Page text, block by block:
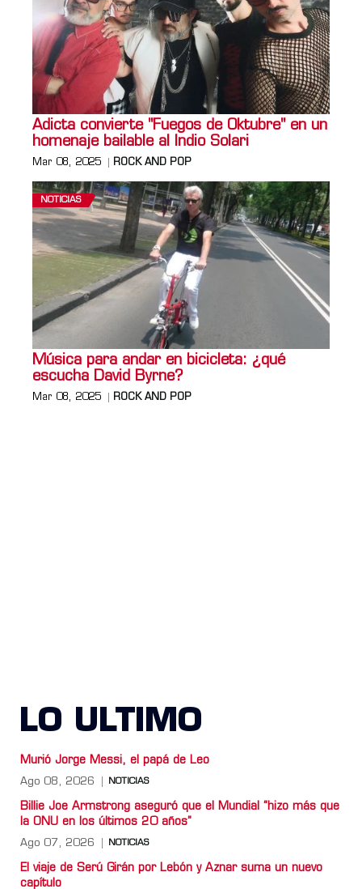
Adicta convierte "Fuegos de Oktubre" en un
homenaje bailable al Indio Solari
Mar 08, 2025 ROCK AND POP
NOTICIAS
Música para andar en bicicleta: ¿qué
escucha David Byrne?
Mar 08, 2025 ROCK AND POP
LO ULTIMO
Murió Jorge Messi, el papá de Leo
Ago 08, 2026 NOTICIAS
Billie Joe Armstrong aseguró que el Mundial “hizo más que
la ONU en los últimos 20 años”
Ago 07, 2026 NOTICIAS
El viaje de Serú Girán por Lebón y Aznar suma un nuevo
capítulo